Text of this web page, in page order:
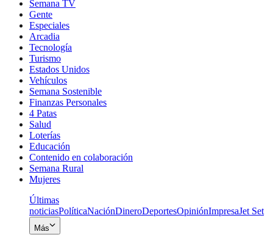
Semana TV
Gente
Especiales
Arcadia
Tecnología
Turismo
Estados Unidos
Vehículos
Semana Sostenible
Finanzas Personales
4 Patas
Salud
Loterías
Educación
Contenido en colaboración
Semana Rural
Mujeres
Últimas
noticiasPolíticaNaciónDineroDeportesOpiniónImpresaJet Set
Más